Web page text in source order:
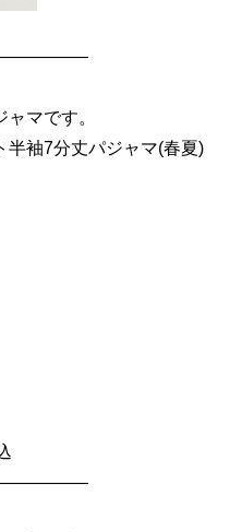
マです。
半袖7分丈パジャマ(春夏)